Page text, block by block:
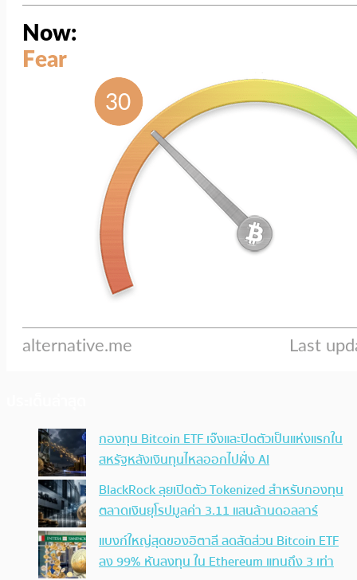
กองทุน Bitcoin ETF เจ๊งและปิดตัวเป็นแห่งแรกใน
สหรัฐหลังเงินทุนไหลออกไปฝั่ง AI
BlackRock ลุยเปิดตัว Tokenized สำหรับกองทุน
ตลาดเงินยุโรปมูลค่า 3.11 แสนล้านดอลลาร์
แบงก์ใหญ่สุดของอิตาลี ลดสัดส่วน Bitcoin ETF
ลง 99% หันลงทุน ใน Ethereum แทนถึง 3 เท่า